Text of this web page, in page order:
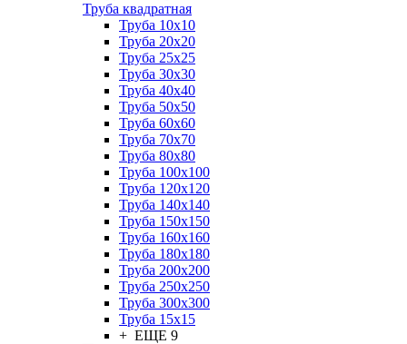
Труба квадратная
Труба 10x10
Труба 20x20
Труба 25x25
Труба 30x30
Труба 40x40
Труба 50x50
Труба 60x60
Труба 70x70
Труба 80x80
Труба 100x100
Труба 120x120
Труба 140x140
Труба 150x150
Труба 160x160
Труба 180x180
Труба 200x200
Труба 250x250
Труба 300x300
Труба 15x15
+ ЕЩЕ 9